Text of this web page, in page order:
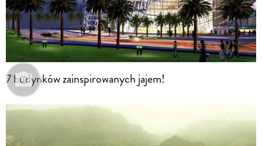
7 budynków zainspirowanych jajem!